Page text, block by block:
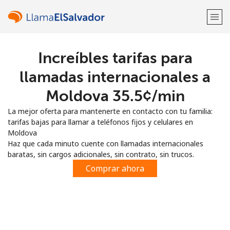
¡Bienvenido!
Regístrate con
o
Increíbles tarifas para
llamadas internacionales a
Moldova ⁦35.5¢⁩/min
La mejor oferta para mantenerte en contacto con tu familia:
tarifas bajas para llamar a teléfonos fijos y celulares en
Moldova
Haz que cada minuto cuente con llamadas internacionales
baratas, sin cargos adicionales, sin contrato, sin trucos.
Comprar ahora